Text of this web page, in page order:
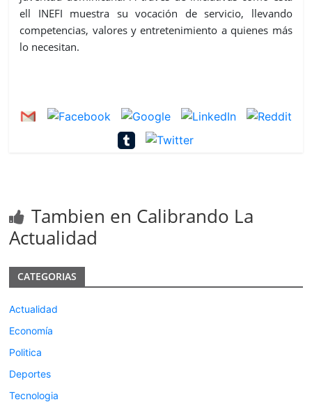
ell INEFI muestra su vocación de servicio, llevando
competencias, valores y entretenimiento a quienes más
lo necesitan.
Tambien en Calibrando La
Actualidad
CATEGORIAS
Actualidad
Economía
Politica
Deportes
Tecnologia